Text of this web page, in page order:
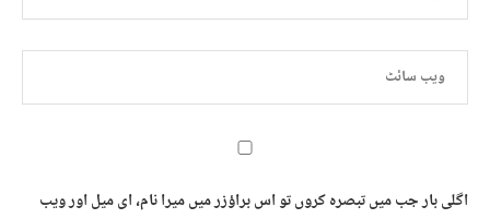
اگلی بار جب میں تبصرہ کروں تو اس براؤزر میں میرا نام، ای میل اور ویب